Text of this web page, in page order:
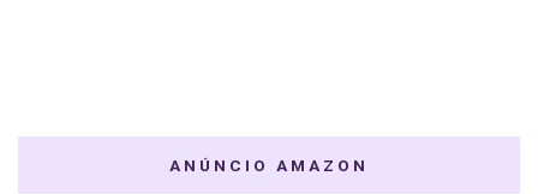
ANÚNCIO AMAZON